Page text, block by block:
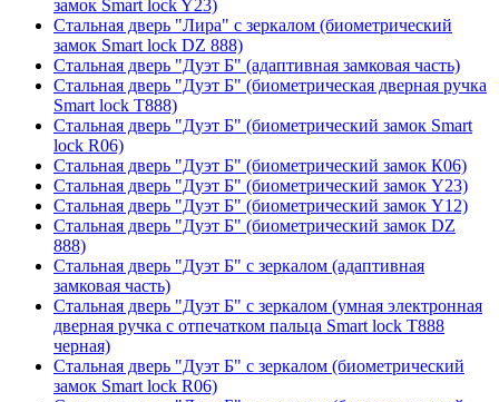
замок Smart lock Y23)
Стальная дверь "Лира" с зеркалом (биометрический
замок Smart lock DZ 888)
Стальная дверь "Дуэт Б" (адаптивная замковая часть)
Стальная дверь "Дуэт Б" (биометрическая дверная ручка
Smart lock T888)
Стальная дверь "Дуэт Б" (биометрический замок Smart
lock R06)
Стальная дверь "Дуэт Б" (биометрический замок К06)
Стальная дверь "Дуэт Б" (биометрический замок Y23)
Стальная дверь "Дуэт Б" (биометрический замок Y12)
Стальная дверь "Дуэт Б" (биометрический замок DZ
888)
Стальная дверь "Дуэт Б" с зеркалом (адаптивная
замковая часть)
Стальная дверь "Дуэт Б" с зеркалом (умная электронная
дверная ручка с отпечатком пальца Smart lock T888
черная)
Стальная дверь "Дуэт Б" с зеркалом (биометрический
замок Smart lock R06)